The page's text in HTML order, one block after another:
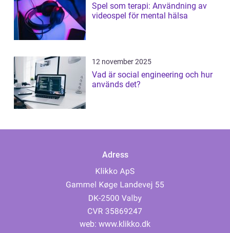
Spel som terapi: Användning av
videospel för mental hälsa
12 november 2025
Vad är social engineering och hur
används det?
Adress
web: www.klikko.dk